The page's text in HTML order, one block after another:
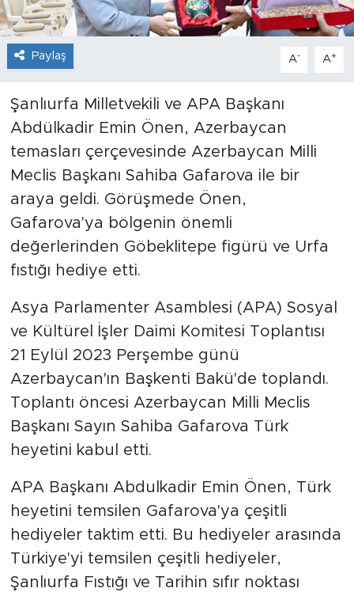
Paylaş A- A+
Şanlıurfa Milletvekili ve APA Başkanı
Abdülkadir Emin Önen, Azerbaycan
temasları çerçevesinde Azerbaycan Milli
Meclis Başkanı Sahiba Gafarova ile bir
araya geldi. Görüşmede Önen,
Gafarova'ya bölgenin önemli
değerlerinden Göbeklitepe figürü ve Urfa
fıstığı hediye etti.
Asya Parlamenter Asamblesi (APA) Sosyal
ve Kültürel İşler Daimi Komitesi Toplantısı
21 Eylül 2023 Perşembe günü
Azerbaycan'ın Başkenti Bakü'de toplandı.
Toplantı öncesi Azerbaycan Milli Meclis
Başkanı Sayın Sahiba Gafarova Türk
heyetini kabul etti.
APA Başkanı Abdulkadir Emin Önen, Türk
heyetini temsilen Gafarova'ya çeşitli
hediyeler taktim etti. Bu hediyeler arasında
Türkiye'yi temsilen çeşitli hediyeler,
Şanlıurfa Fıstığı ve Tarihin sıfır noktası